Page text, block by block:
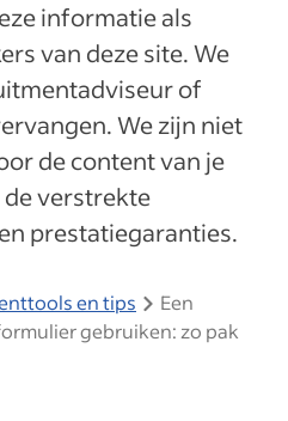
informatie als
van deze site. We
of
We zijn niet
de content van je
verstrekte
prestatiegaranties.
en tips
Een
gebruiken: zo pak